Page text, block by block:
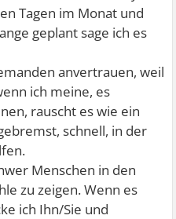
Tagen im Monat und
geplant sage ich es
anvertrauen, weil
ich meine, es
rauscht es wie ein
schnell, in der
Menschen in den
zu zeigen. Wenn es
ich Ihn/Sie und